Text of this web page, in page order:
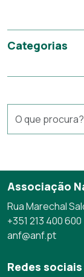
Categorias
Associação
Rua Marechal
+351 213 400 600
anf@anf.pt
Redes sociais